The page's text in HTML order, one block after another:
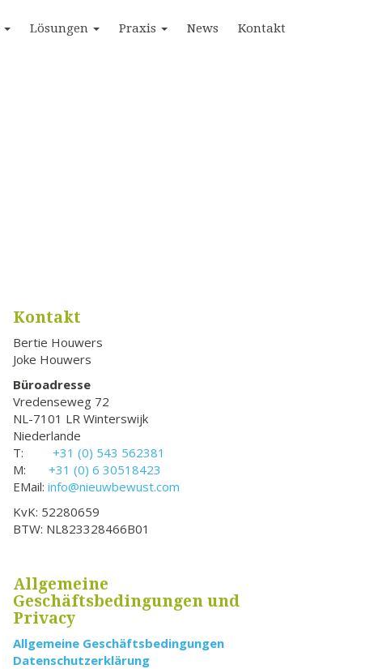
Lösungen Praxis News Kontakt
Kontakt
Bertie Houwers
Joke Houwers
Büroadresse
Vredenseweg 72
NL-7101 LR Winterswijk
Niederlande
T: +31 (0) 543 562381
M:
+31 (0) 6 30518423
EMail: info@nieuwbewust.com
KvK: 52280659
BTW: NL823328466B01
Allgemeine
Geschäftsbedingungen und
Privacy
Allgemeine Geschäftsbedingungen
Datenschutzerklärung